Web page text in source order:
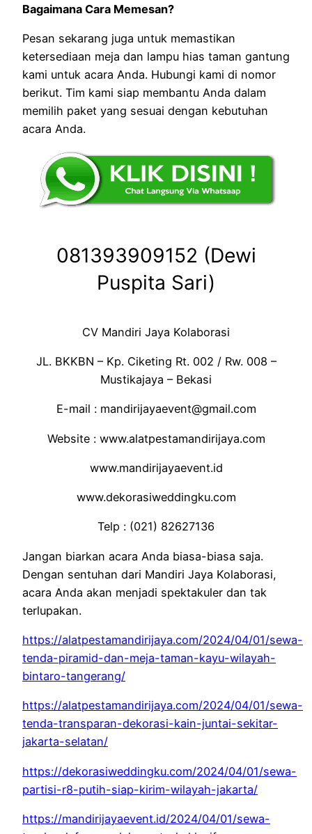
Bagaimana Cara Memesan?
Pesan sekarang juga untuk memastikan
ketersediaan meja dan lampu hias taman gantung
kami untuk acara Anda. Hubungi kami di nomor
berikut. Tim kami siap membantu Anda dalam
memilih paket yang sesuai dengan kebutuhan
acara Anda.
081393909152 (Dewi
Puspita Sari)
CV Mandiri Jaya Kolaborasi
JL. BKKBN – Kp. Ciketing Rt. 002 / Rw. 008 –
Mustikajaya – Bekasi
E-mail : mandirijayaevent@gmail.com
Website : www.alatpestamandirijaya.com
www.mandirijayaevent.id
www.dekorasiweddingku.com
Telp : (021) 82627136
Jangan biarkan acara Anda biasa-biasa saja.
Dengan sentuhan dari Mandiri Jaya Kolaborasi,
acara Anda akan menjadi spektakuler dan tak
terlupakan.
https://alatpestamandirijaya.com/2024/04/01/sewa-
tenda-piramid-dan-meja-taman-kayu-wilayah-
bintaro-tangerang/
https://alatpestamandirijaya.com/2024/04/01/sewa-
tenda-transparan-dekorasi-kain-juntai-sekitar-
jakarta-selatan/
https://dekorasiweddingku.com/2024/04/01/sewa-
partisi-r8-putih-siap-kirim-wilayah-jakarta/
https://mandirijayaevent.id/2024/04/01/sewa-